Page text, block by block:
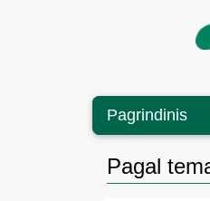
Pagrindinis
Pagal